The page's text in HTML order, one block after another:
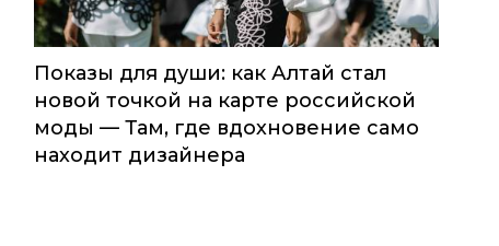
Показы для души: как Алтай стал
новой точкой на карте российской
моды — Там, где вдохновение само
находит дизайнера